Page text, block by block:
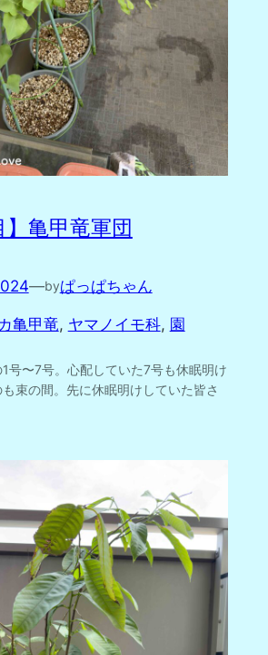
】亀甲竜軍団
—byぱっぱちゃん
亀甲竜, ヤマノイモ科, 園
号〜7号。心配していた7号も休眠明け
束の間。先に休眠明けしていた皆さ